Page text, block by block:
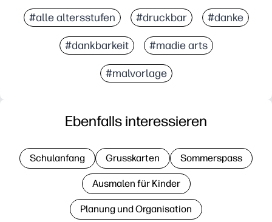
#alle altersstufen #druckbar #danke
#dankbarkeit #madie arts
#malvorlage
Ebenfalls interessieren
Schulanfang Grusskarten Sommerspass
Ausmalen für Kinder
Planung und Organisation